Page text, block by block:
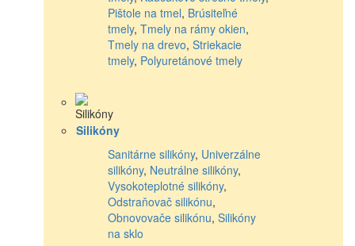
Pištole na tmel, Brúsiteľné
tmely, Tmely na rámy okien,
Tmely na drevo, Striekacie
tmely, Polyuretánové tmely
Silikóny
Sanitárne silikóny, Univerzálne
silikóny, Neutrálne silikóny,
Vysokoteplotné silikóny,
Odstraňovač silikónu,
Obnovovače silikónu, Silikóny
na sklo